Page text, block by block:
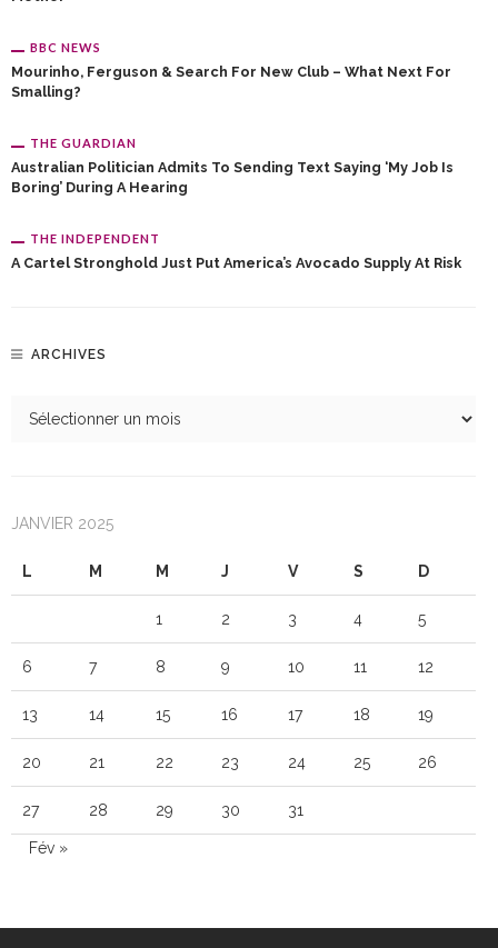
BBC NEWS
Mourinho, Ferguson & Search For New Club – What Next For
Smalling?
THE GUARDIAN
Australian Politician Admits To Sending Text Saying ‘my Job Is
Boring’ During A Hearing
THE INDEPENDENT
A Cartel Stronghold Just Put America’s Avocado Supply At Risk
ARCHIVES
JANVIER 2025
L M M J V S D
1 2 3 4 5
6 7 8 9 10 11 12
13 14 15 16 17 18 19
20 21 22 23 24 25 26
27 28 29 30 31
Fév »